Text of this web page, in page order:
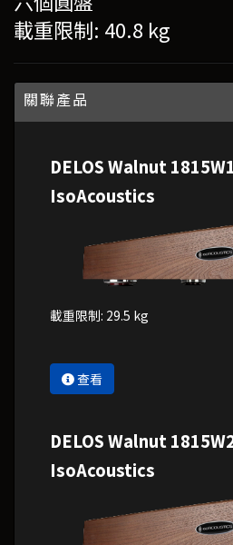
載重限制: 40.8 kg
關聯產品
載重限制: 29.5 kg
查看
DELOS Walnut
IsoAcoustics
DELOS Walnut
IsoAcoustics